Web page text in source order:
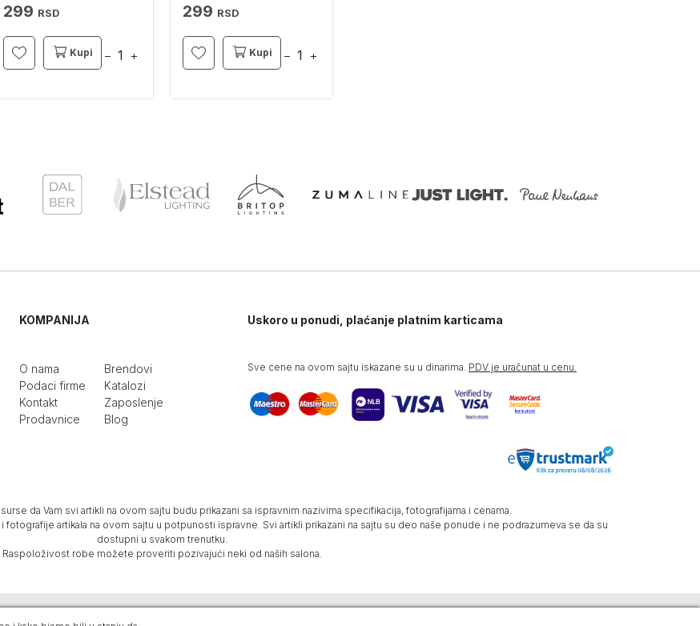
299 RSD
Kupi − +
299 RSD
Kupi − +
KOMPANIJA
O nama
Podaci firme
Kontakt
Prodavnice
Brendovi
Katalozi
Zaposlenje
Blog
Uskoro u ponudi, plaćanje platnim karticama
Sve cene na ovom sajtu iskazane su u dinarima. PDV je uračunat u cenu.
da Vam svi artikli na ovom sajtu budu prikazani sa ispravnim nazivima specifikacija, fotografijama i cenama.
artikala na ovom sajtu u potpunosti ispravne. Svi artikli prikazani na sajtu su deo naše ponude i ne podrazumeva se da su
dostupni u svakom trenutku.
Raspoloživost robe možete proveriti pozivajući neki od naših salona.